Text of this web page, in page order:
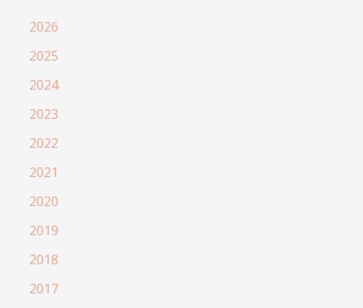
2026
2025
2024
2023
2022
2021
2020
2019
2018
2017